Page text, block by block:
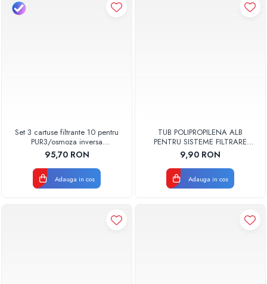
Set 3 cartuse filtrante 10 pentru
PUR3/osmoza inversa
AQUA07000810003 Aquapur
Valhoh Valrom
95,70 RON
Adauga in cos
TUB POLIPROPILENA ALB
PENTRU SISTEME FILTRARE
osmoza 6mm ( 1/4 ) VALROM
9,90 RON
Adauga in cos